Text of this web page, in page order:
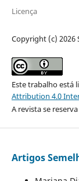
Licença
Copyright (c) 2026
Este trabalho está
Attribution 4.0
A revista se
Artigos